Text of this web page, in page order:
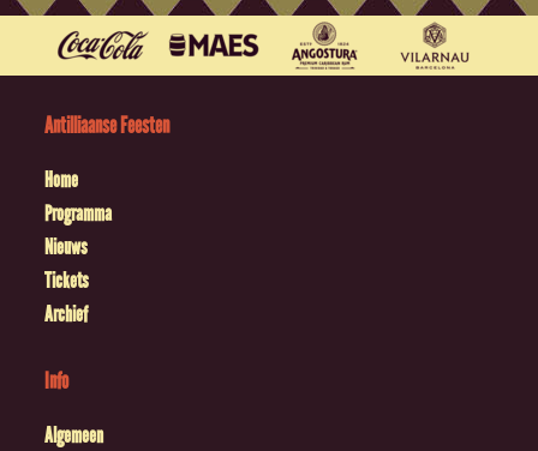
Antilliaanse Feesten
Home
Programma
Nieuws
Tickets
Archief
Info
Algemeen